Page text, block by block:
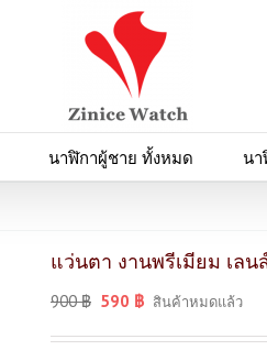
นาฬิกาผู้ชาย ทั้งหมด นา
แว่นตา งานพรีเมียม เลน
900฿ 590 ฿ สินค้าหมดแล้ว